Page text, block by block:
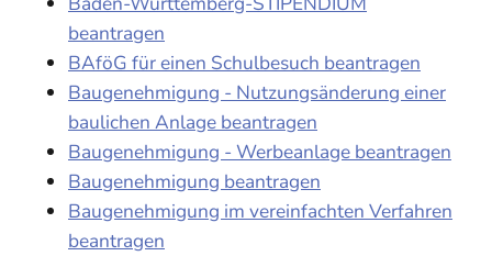
beantragen
BAföG für einen Schulbesuch beantragen
Baugenehmigung - Nutzungsänderung einer
baulichen Anlage beantragen
Baugenehmigung - Werbeanlage beantragen
Baugenehmigung beantragen
Baugenehmigung im vereinfachten Verfahren
beantragen